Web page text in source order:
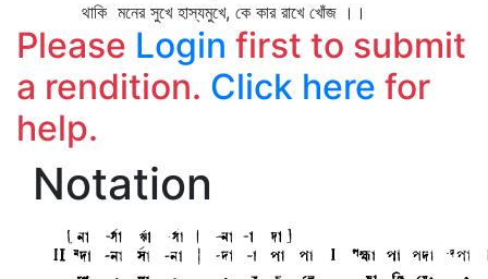
থাকি মনের সুখে হাস্যমুখে, কে কার রাখে খোঁজ ।।
Please Login first to submit
a rendition. Click here for
help.
Notation